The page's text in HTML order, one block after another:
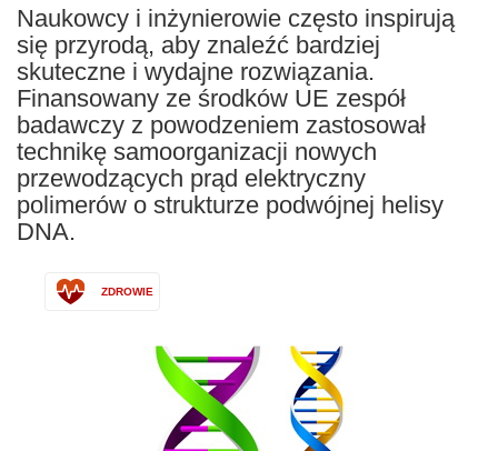
Naukowcy i inżynierowie często inspirują
się przyrodą, aby znaleźć bardziej
skuteczne i wydajne rozwiązania.
Finansowany ze środków UE zespół
badawczy z powodzeniem zastosował
technikę samoorganizacji nowych
przewodzących prąd elektryczny
polimerów o strukturze podwójnej helisy
DNA.
ZDROWIE